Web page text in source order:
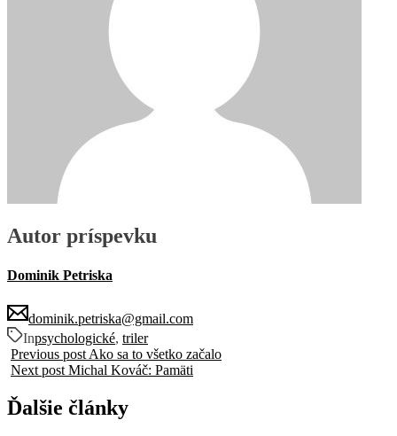
Autor príspevku
Dominik Petriska
dominik.petriska@gmail.com
Inpsychologické, triler
Previous post Ako sa to všetko začalo
Next post Michal Kováč: Pamäti
Ďalšie články